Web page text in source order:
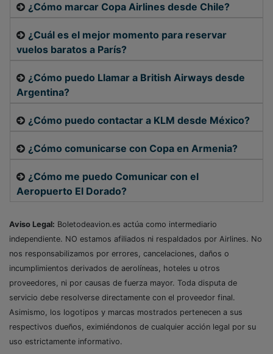
¿Cómo marcar Copa Airlines desde Chile?
¿Cuál es el mejor momento para reservar
vuelos baratos a París?
¿Cómo puedo Llamar a British Airways desde
Argentina?
¿Cómo puedo contactar a KLM desde México?
¿Cómo comunicarse con Copa en Armenia?
¿Cómo me puedo Comunicar con el
Aeropuerto El Dorado?
Aviso Legal: Boletodeavion.es actúa como intermediario
independiente. NO estamos afiliados ni respaldados por Airlines. No
nos responsabilizamos por errores, cancelaciones, daños o
incumplimientos derivados de aerolíneas, hoteles u otros
proveedores, ni por causas de fuerza mayor. Toda disputa de
servicio debe resolverse directamente con el proveedor final.
Asimismo, los logotipos y marcas mostrados pertenecen a sus
respectivos dueños, eximiéndonos de cualquier acción legal por su
uso estrictamente informativo.